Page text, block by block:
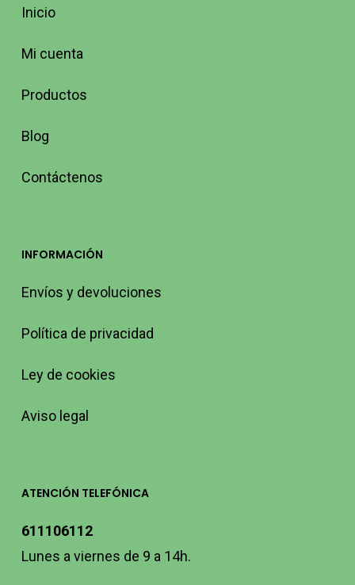
Inicio
Mi cuenta
Productos
Blog
Contáctenos
INFORMACIÓN
Envíos y devoluciones
Política de privacidad
Ley de cookies
Aviso legal
ATENCIÓN TELEFÓNICA
611106112
Lunes a viernes de 9 a 14h.